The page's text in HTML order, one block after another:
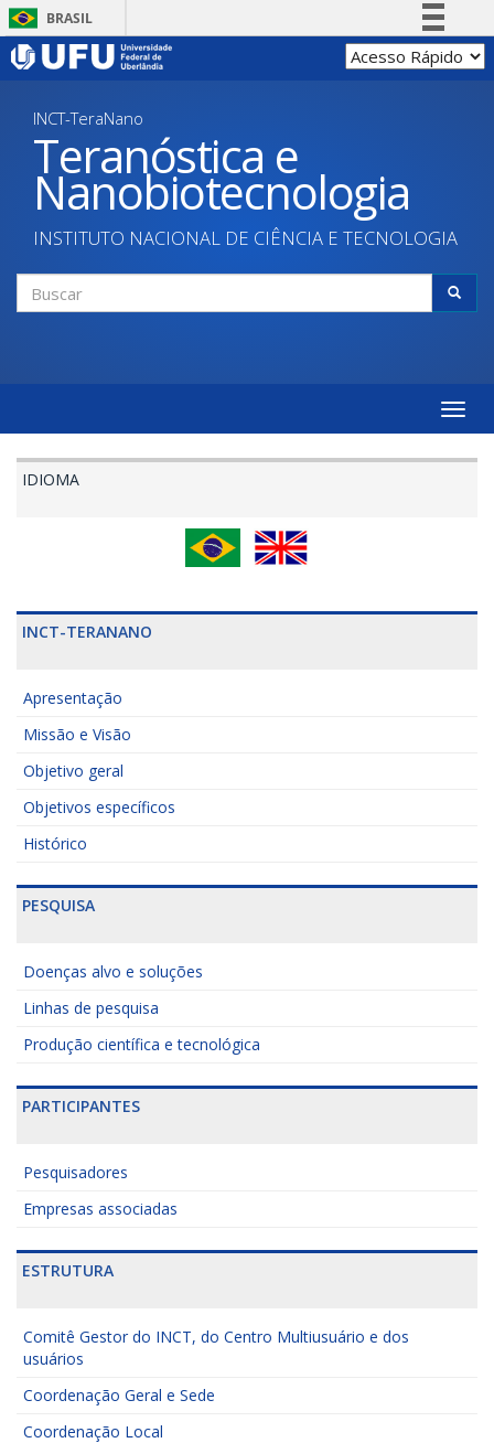
Pular
para
BRASIL
Simplifique!
Acesso à informação
Legislação
Canais
INCT-TeraNano
Teranóstica e
Nanobiotecnologia
INSTITUTO NACIONAL DE CIÊNCIA E TECNOLOGIA
Formulário
Toggle
IDIOMA
INCT-TERANANO
Apresentação
Missão e Visão
Objetivo geral
Objetivos específicos
Histórico
PESQUISA
Doenças alvo e soluções
Linhas de pesquisa
Produção científica e tecnológica
PARTICIPANTES
Pesquisadores
Empresas associadas
ESTRUTURA
Comitê Gestor do INCT, do Centro Multiusuário e dos
usuários
Coordenação Geral e Sede
Coordenação Local